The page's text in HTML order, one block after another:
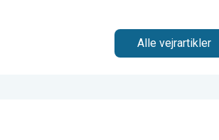
Alle vejrartikler